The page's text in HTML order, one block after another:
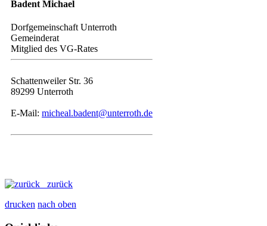
Badent Michael
Dorfgemeinschaft Unterroth
Gemeinderat
Mitglied des VG-Rates
Schattenweiler Str. 36
89299 Unterroth
E-Mail: micheal.badent@unterroth.de
zurück
drucken nach oben